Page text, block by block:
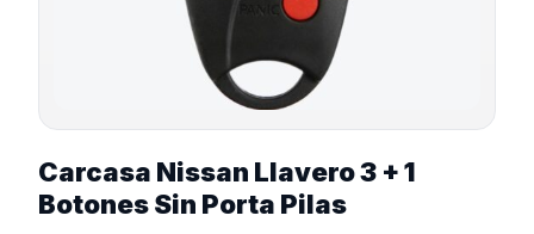
Carcasa Nissan Llavero 3 + 1
Botones Sin Porta Pilas